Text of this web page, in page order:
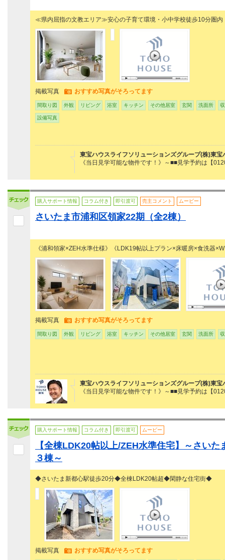
≪県内屈指の文教エリア≫安心の子育て環境・小中学校徒歩10分圏内
掲載写真 おすすめ写真がそろってます
間取り図 外観 リビング 浴室 キッチン その他居室 玄関 洗面所
設備写真
東宝ハウスライフソリューションズグループ(株)東宝
《当日見学可能な物件です！》～■■見学予約は【
購入サポート情報 コラム付き 即引渡可 売主コメント ムービー
さいたま市浦和区領家22期（全2棟）
《浦和領家×ZEH水準仕様》《LDK19帖以上プラン×床暖房×食洗器
掲載写真 おすすめ写真がそろってます
間取り図 外観 リビング 浴室 キッチン その他居室 玄関 洗面所
東宝ハウスライフソリューションズグループ(株)東宝
《当日見学可能な物件です！》～■■見学予約は【
購入サポート情報 コラム付き 即引渡可 ムービー
【全棟LDK20帖以上/ZEH水準住宅】～さい
３棟～
◆さいたま新都心駅徒歩20分◆全棟LDK20帖超◆閑静な住宅街◆
掲載写真 おすすめ写真がそろってます